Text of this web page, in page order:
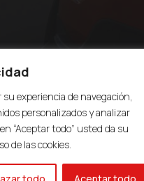
su experiencia de navegación,
personalizados y analizar
“Aceptar todo” usted da su
de las cookies.